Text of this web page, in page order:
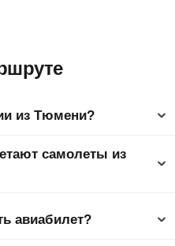
из Тюмени?
самолеты из
куда можно слетать –
у вас будет
авиабилет?